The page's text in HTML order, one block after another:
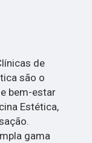
de
são o
bem-estar
Estética,
gama